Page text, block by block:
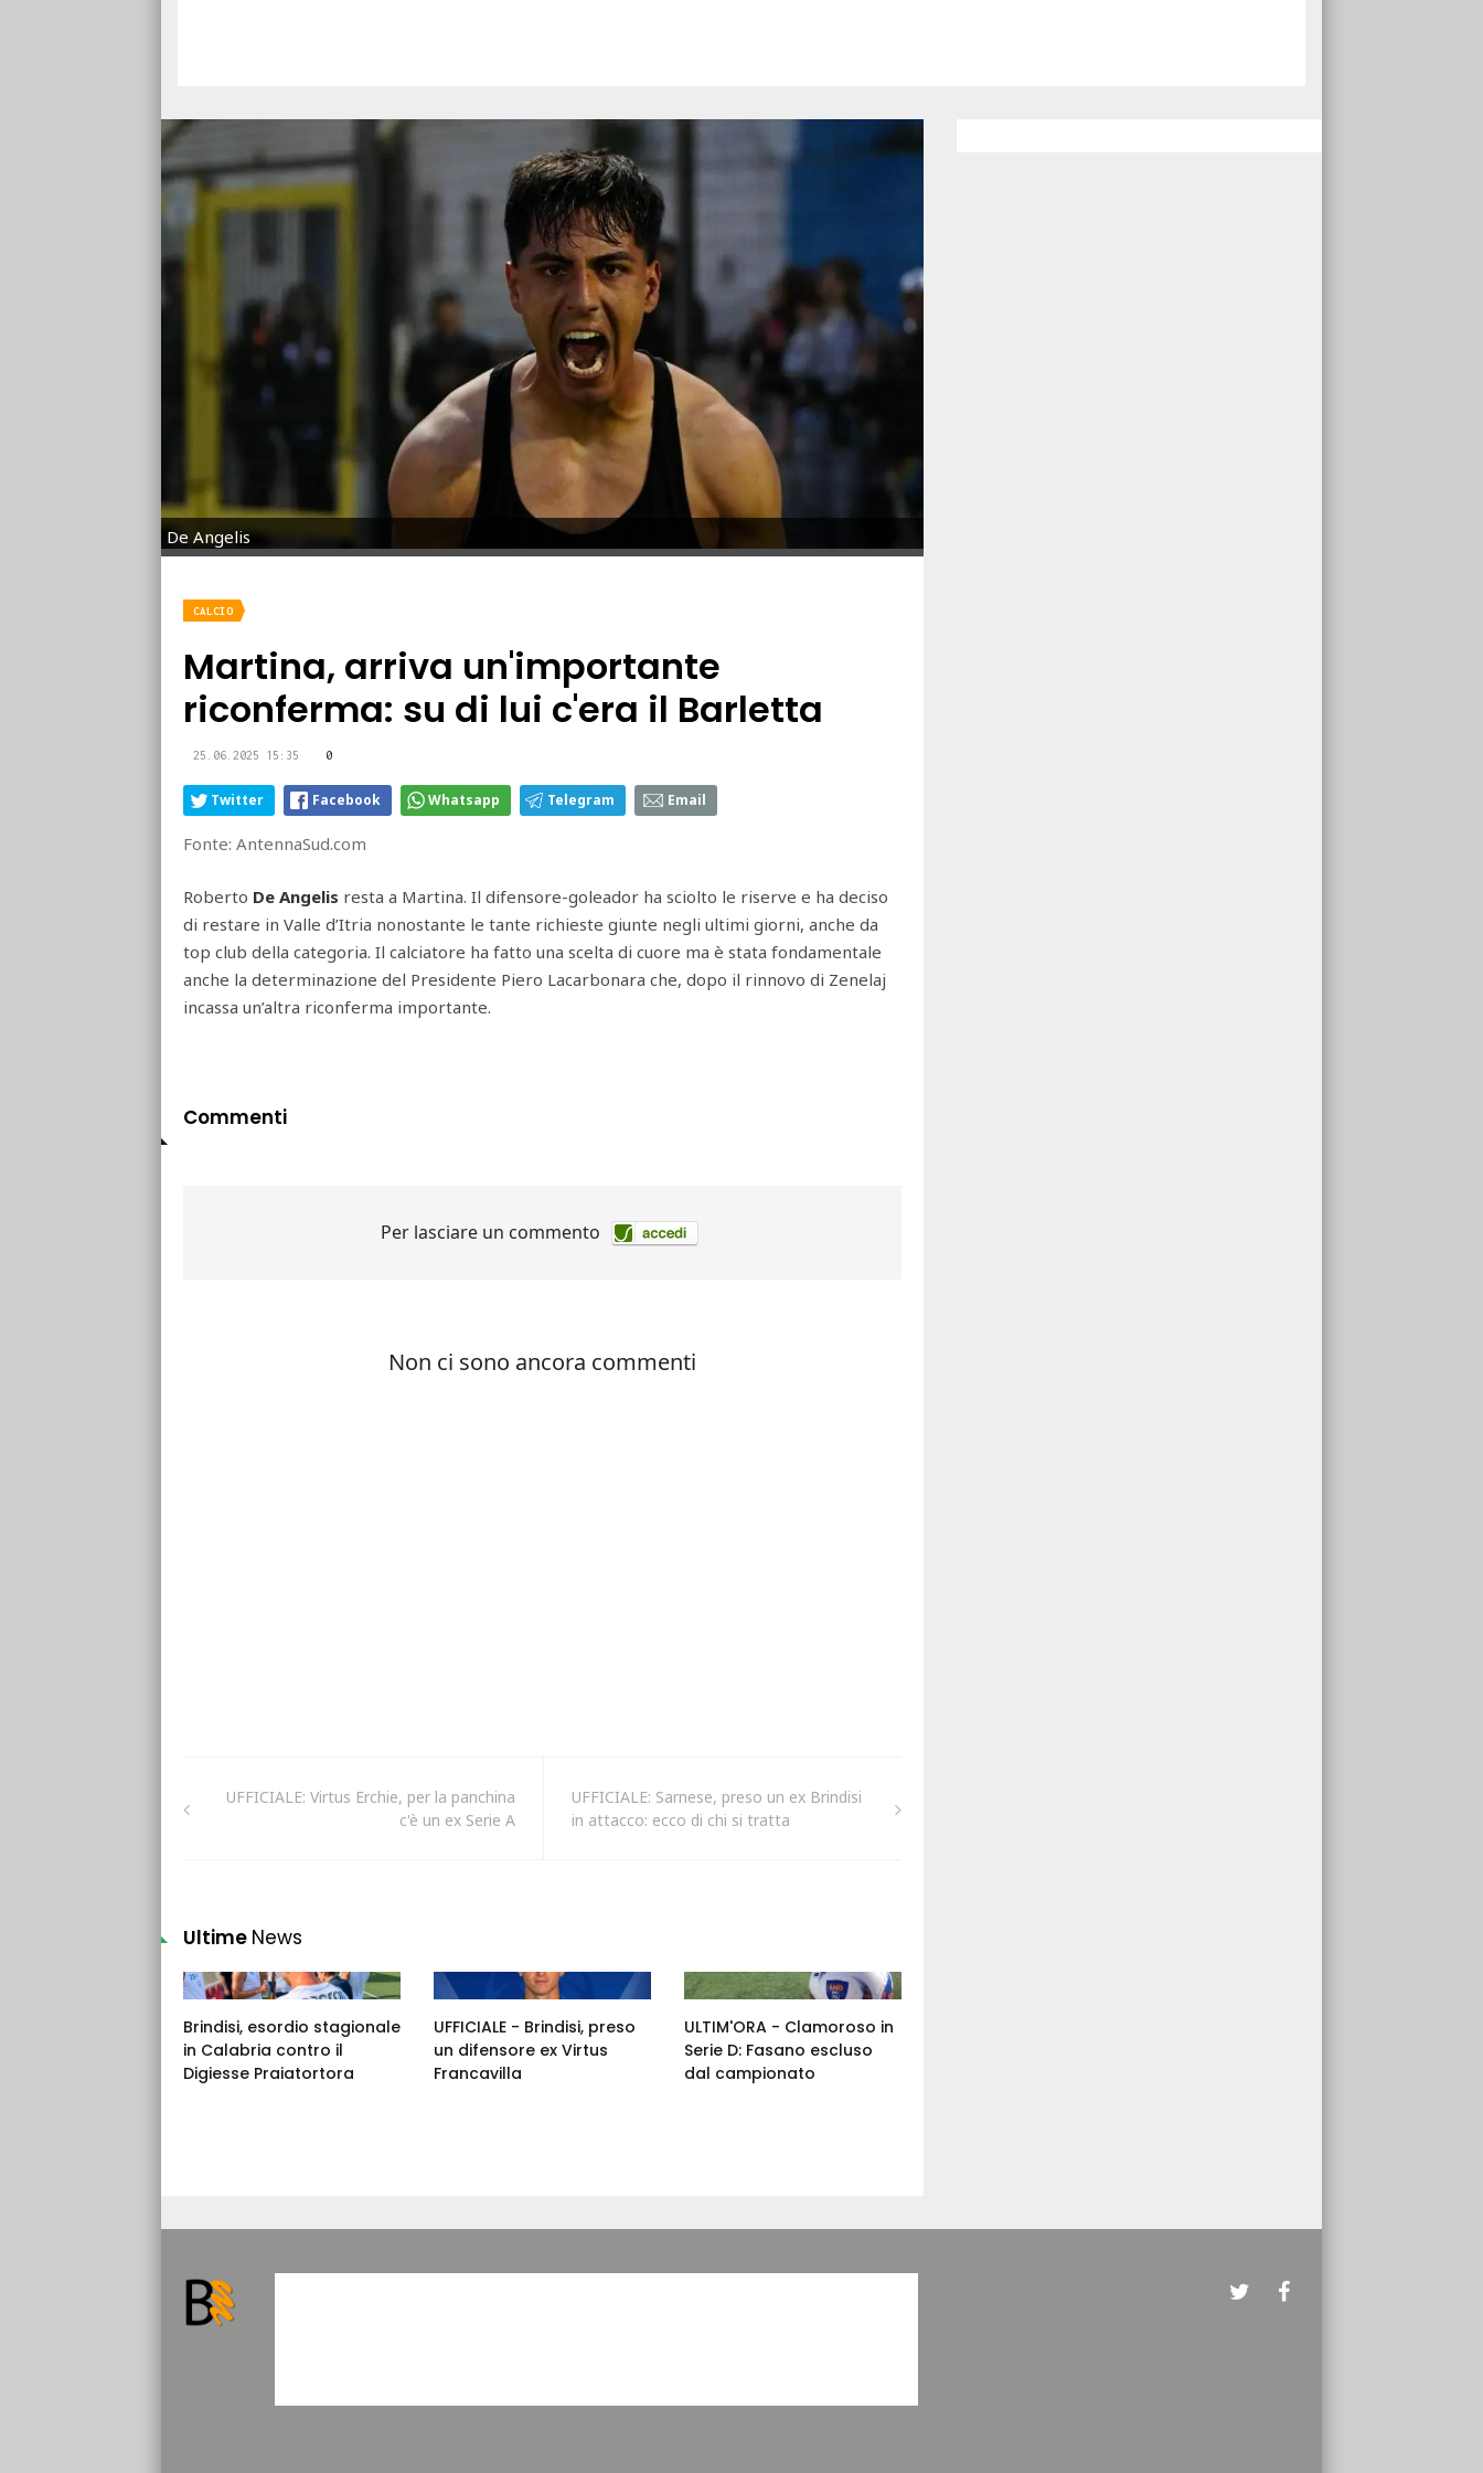
De Angelis
CALCIO
Martina, arriva un'importante
riconferma: su di lui c'era il Barletta
25.06.2025 15:35 0
Twitter Facebook Whatsapp Telegram Email
Fonte: AntennaSud.com
Roberto De Angelis resta a Martina. Il difensore-goleador ha sciolto le riserve e ha deciso
di restare in Valle d’Itria nonostante le tante richieste giunte negli ultimi giorni, anche da
top club della categoria. Il calciatore ha fatto una scelta di cuore ma è stata fondamentale
anche la determinazione del Presidente Piero Lacarbonara che, dopo il rinnovo di Zenelaj
incassa un’altra riconferma importante.
Commenti
UFFICIALE: Virtus Erchie, per la panchina
c'è un ex Serie A
UFFICIALE: Sarnese, preso un ex Brindisi
in attacco: ecco di chi si tratta
Ultime News
Brindisi, esordio stagionale
in Calabria contro il
Digiesse Praiatortora
UFFICIALE - Brindisi, preso
un difensore ex Virtus
Francavilla
ULTIM'ORA - Clamoroso in
Serie D: Fasano escluso
dal campionato